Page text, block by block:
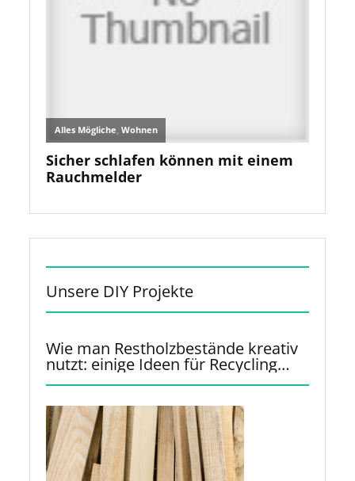
Unsere DIY Projekte
Wie man Restholzbestände kreativ
nutzt: einige Ideen für Recycling
und Upcycling